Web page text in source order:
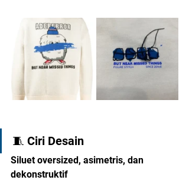
🧵 Ciri Desain
Siluet oversized, asimetris, dan
dekonstruktif